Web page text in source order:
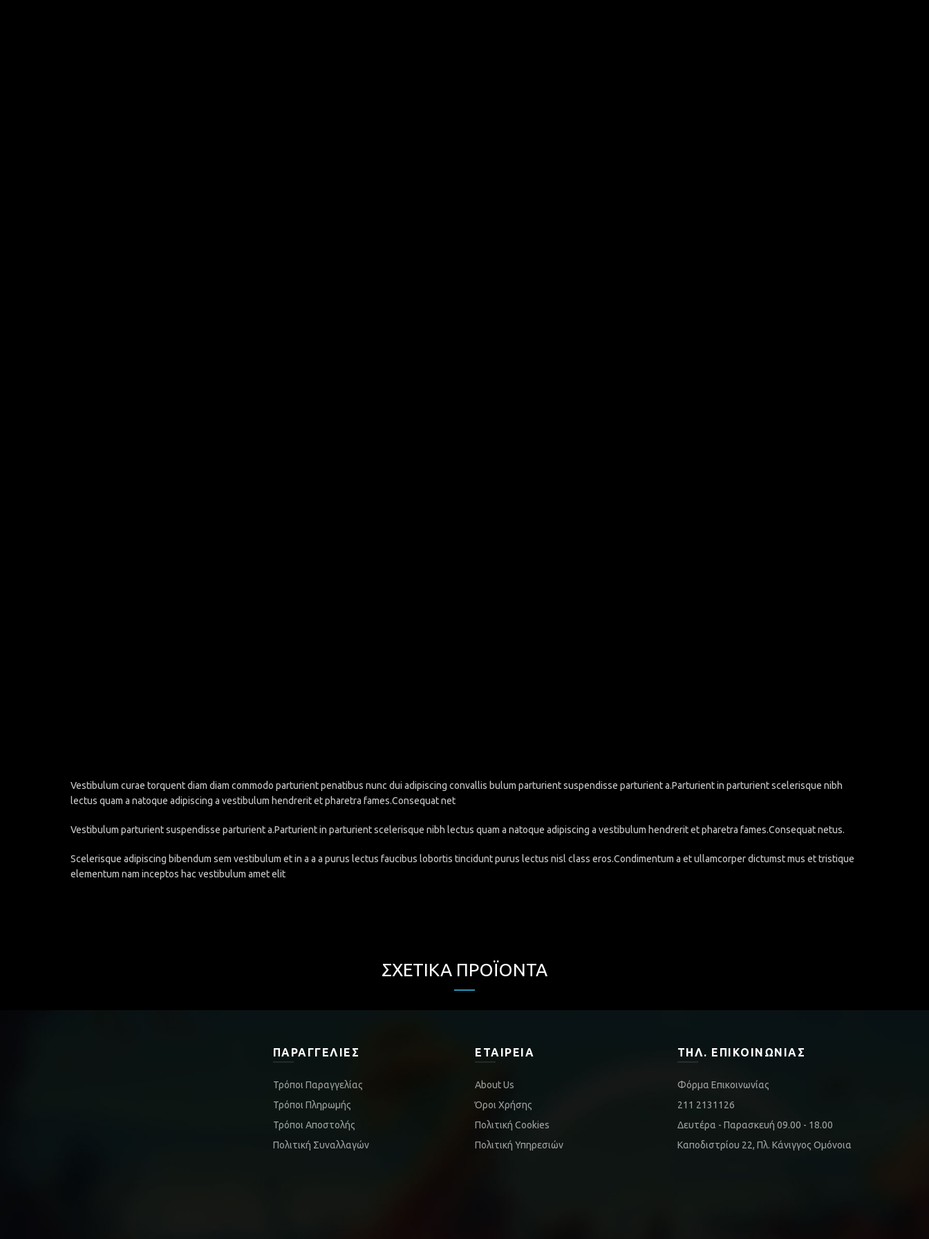
Vestibulum curae torquent diam diam commodo parturient penatibus nunc dui adipiscing convallis bulum parturient suspendisse parturient a.Parturient in parturient scelerisque nibh
lectus quam a natoque adipiscing a vestibulum hendrerit et pharetra fames.Consequat net
Vestibulum parturient suspendisse parturient a.Parturient in parturient scelerisque nibh lectus quam a natoque adipiscing a vestibulum hendrerit et pharetra fames.Consequat netus.
Scelerisque adipiscing bibendum sem vestibulum et in a a a purus lectus faucibus lobortis tincidunt purus lectus nisl class eros.Condimentum a et ullamcorper dictumst mus et tristique
elementum nam inceptos hac vestibulum amet elit
ΣΧΕΤΙΚΆ ΠΡΟΪΌΝΤΑ
ΠΑΡΑΓΓΕΛΊΕΣ
Τρόποι Παραγγελίας
Τρόποι Πληρωμής
Τρόποι Αποστολής
Πολιτική Συναλλαγών
ΕΤΑΙΡΕΊΑ
About Us
Όροι Χρήσης
Πολιτική Cookies
Πολιτική Υπηρεσιών
ΤΗΛ. ΕΠΙΚΟΙΝΩΝΊΑΣ
Φόρμα Επικοινωνίας
211 2131126
Δευτέρα - Παρασκευή 09.00 - 18.00
Καποδιστρίου 22, Πλ. Κάνιγγος Ομόνοια